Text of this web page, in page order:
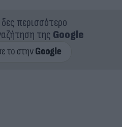
δες περισσότερο
της Google